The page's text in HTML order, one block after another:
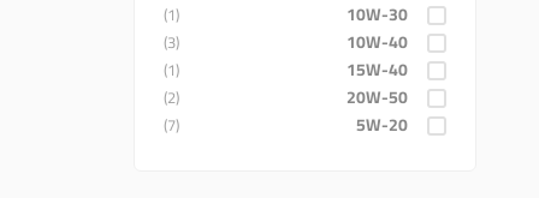
10W-30
(1)
10W-40
(3)
15W-40
(1)
20W-50
(2)
5W-20
(7)